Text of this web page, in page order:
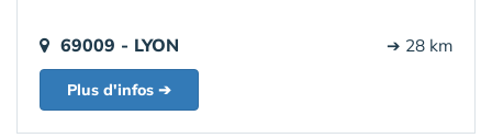
69009 - LYON ➔ 28 km
Plus d'infos ➔